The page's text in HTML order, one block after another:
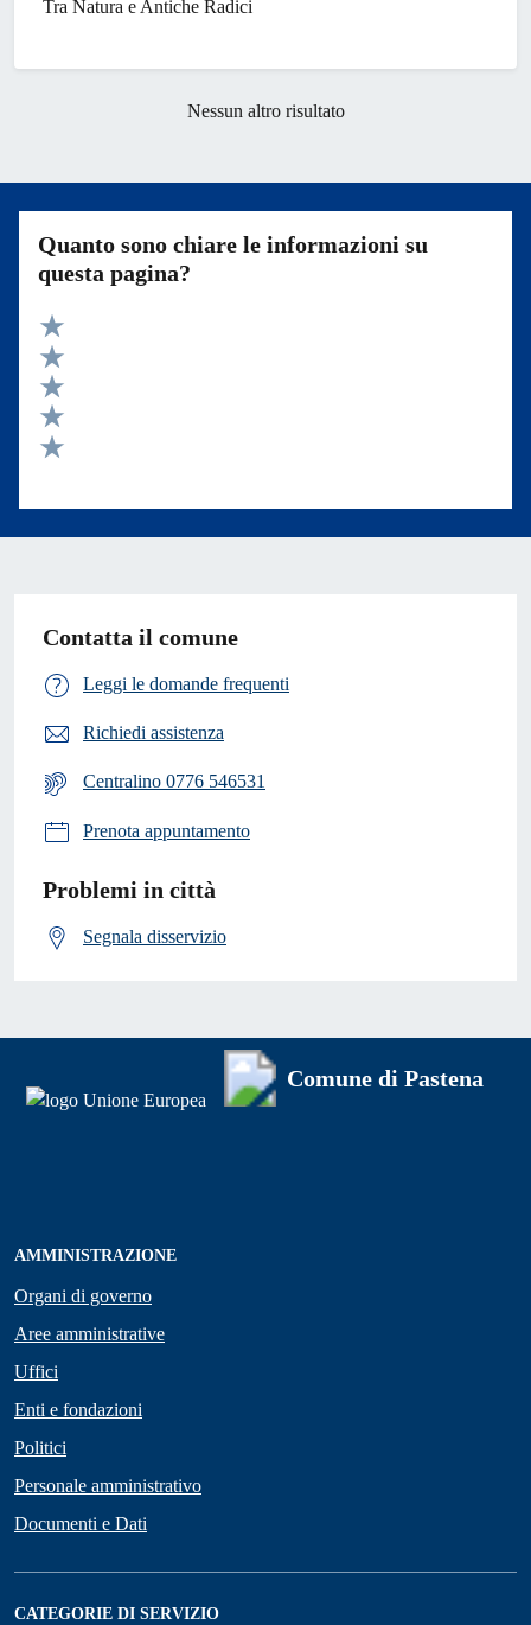
Tra Natura e Antiche Radici
Nessun altro risultato
Quanto sono chiare le informazioni su
questa pagina?
Valuta 5 stelle su 5
Valuta 4 stelle su 5
Valuta 3 stelle su 5
Valuta 2 stelle su 5
Contatta il comune
Leggi le domande frequenti
Richiedi assistenza
Centralino 0776 546531
Prenota appuntamento
Problemi in città
Segnala disservizio
Comune di Pastena
AMMINISTRAZIONE
Organi di governo
Aree amministrative
Uffici
Enti e fondazioni
Politici
Personale amministrativo
Documenti e Dati
CATEGORIE DI SERVIZIO